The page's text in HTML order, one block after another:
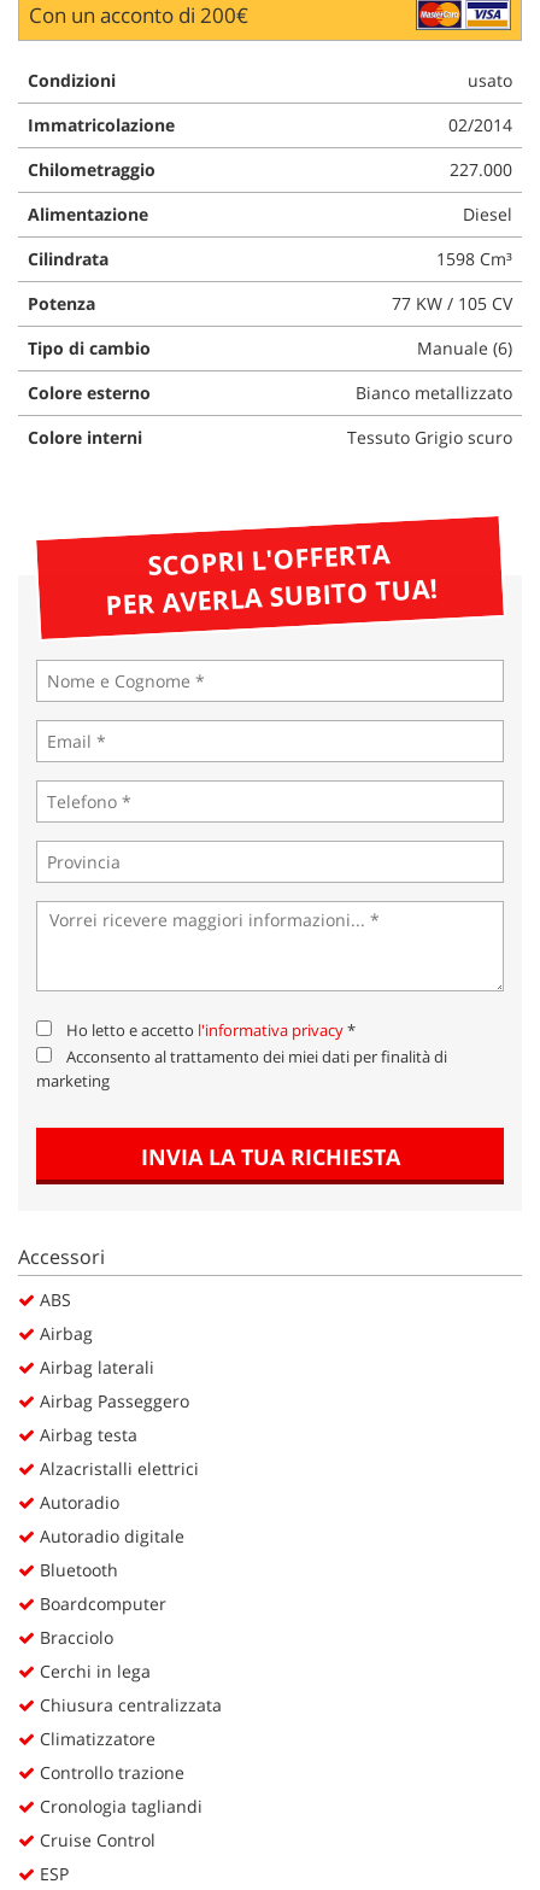
Con un acconto di 200€
Condizioni
usato
Immatricolazione
02/2014
Chilometraggio
227.000
Alimentazione
Diesel
Cilindrata
1598 Cm³
Potenza
77 KW / 105 CV
Tipo di cambio
Manuale (6)
Colore esterno
Bianco metallizzato
Colore interni
Tessuto Grigio scuro
SCOPRI L'OFFERTA
PER AVERLA SUBITO TUA!
Ho letto e accetto l'informativa privacy*
Acconsento al trattamento dei miei dati per finalità di
marketing
INVIA LA TUA RICHIESTA
Accessori
ABS
Airbag
Airbag laterali
Airbag Passeggero
Airbag testa
Alzacristalli elettrici
Autoradio
Autoradio digitale
Bluetooth
Boardcomputer
Bracciolo
Cerchi in lega
Chiusura centralizzata
Climatizzatore
Controllo trazione
Cronologia tagliandi
Cruise Control
ESP
questi
strumenti
di
tracciamento
si
rimanda
alla
cookie
policy.
Puoi
rivedere
e
modificare
le
tue
scelte
in
qualsiasi
Cookie delle preferenze
Cookie per il miglioramento dell'esperienza utente
la
cookie
policy
impostazioni